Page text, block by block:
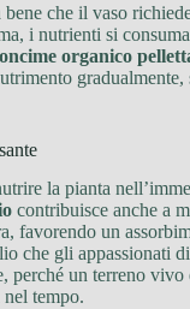
che il vaso
i nutrienti si
organico
gradualmente,
la pianta
contribuisce anche a
favorendo un
che gli appassionati
perché un terreno
tempo.